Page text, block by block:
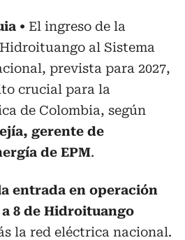
El ingreso de la
al Sistema
prevista para 2027,
crucial para la
de Colombia, según
gerente de
de EPM.
entrada en operación
8 de Hidroituango
la red eléctrica nacional.